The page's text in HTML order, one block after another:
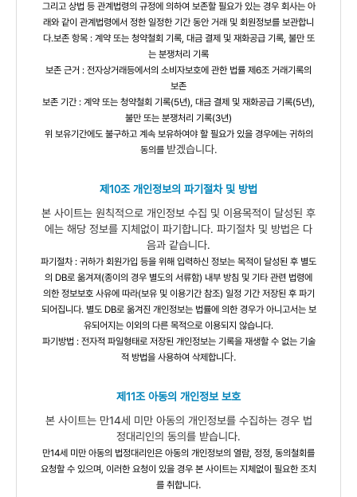
그리고 상법 등 관계법령의 규정에 의하여 보존할 필요가 있는 경우 회사는 아
래와 같이 관계법령에서 정한 일정한 기간 동안 거래 및 회원정보를 보관합니
다.보존 항목 : 계약 또는 청약철회 기록, 대금 결제 및 재화공급 기록, 불만 또
는 분쟁처리 기록
보존 근거 : 전자상거래등에서의 소비자보호에 관한 법률 제6조 거래기록의
보존
보존 기간 : 계약 또는 청약철회 기록(5년), 대금 결제 및 재화공급 기록(5년),
불만 또는 분쟁처리 기록(3년)
위 보유기간에도 불구하고 계속 보유하여야 할 필요가 있을 경우에는 귀하의
동의를 받겠습니다.
제10조 개인정보의 파기절차 및 방법
본 사이트는 원칙적으로 개인정보 수집 및 이용목적이 달성된 후
에는 해당 정보를 지체없이 파기합니다. 파기절차 및 방법은 다
음과 같습니다.
파기절차 : 귀하가 회원가입 등을 위해 입력하신 정보는 목적이 달성된 후 별도
의 DB로 옮겨져(종이의 경우 별도의 서류함) 내부 방침 및 기타 관련 법령에
의한 정보보호 사유에 따라(보유 및 이용기간 참조) 일정 기간 저장된 후 파기
되어집니다. 별도 DB로 옮겨진 개인정보는 법률에 의한 경우가 아니고서는 보
유되어지는 이외의 다른 목적으로 이용되지 않습니다.
파기방법 : 전자적 파일형태로 저장된 개인정보는 기록을 재생할 수 없는 기술
적 방법을 사용하여 삭제합니 다.
제11조 아동의 개인정보 보호
본 사이트는 만14세 미만 아동의 개인정보를 수집하는 경우 법
정대리인의 동의를 받습니다.
만14세 미만 아동의 법정대리인은 아동의 개인정보의 열람, 정정, 동의철회를
요청할 수 있으며, 이러한 요청이 있을 경우 본 사이트는 지체없이 필요한 조치
를 취합니다.